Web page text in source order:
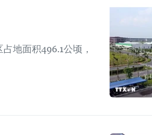
地面积496.1公顷，